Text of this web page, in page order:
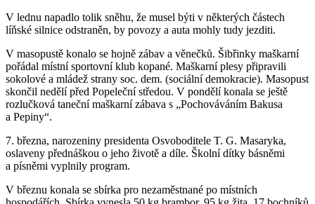
V lednu napadlo tolik sněhu, že musel býti v některých částech
líňské silnice odstraněn, by povozy a auta mohly tudy jezditi.
V masopustě konalo se hojně zábav a věnečků. Šibřinky maškarní
pořádal místní sportovní klub kopané. Maškarní plesy připravili
sokolové a mládež strany soc. dem. (sociální demokracie). Masopust
skončil nedělí před Popeleční středou. V pondělí konala se ještě
rozlučková taneční maškarní zábava s „Pochováváním Bakusa
a Pepiny“.
7. března, narozeniny presidenta Osvoboditele T. G. Masaryka,
oslaveny přednáškou o jeho životě a díle. Školní dítky básněmi
a písněmi vyplnily program.
V březnu konala se sbírka pro nezaměstnané po místních